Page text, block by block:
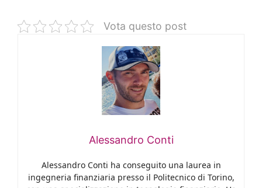
Vota questo post
Alessandro Conti
Alessandro Conti ha conseguito una laurea in
ingegneria finanziaria presso il Politecnico di Torino,